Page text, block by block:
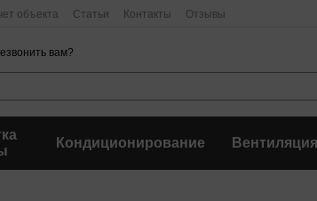
объекта Статьи Контакты Отзывы
вам?
Кондиционирование Вентиляция